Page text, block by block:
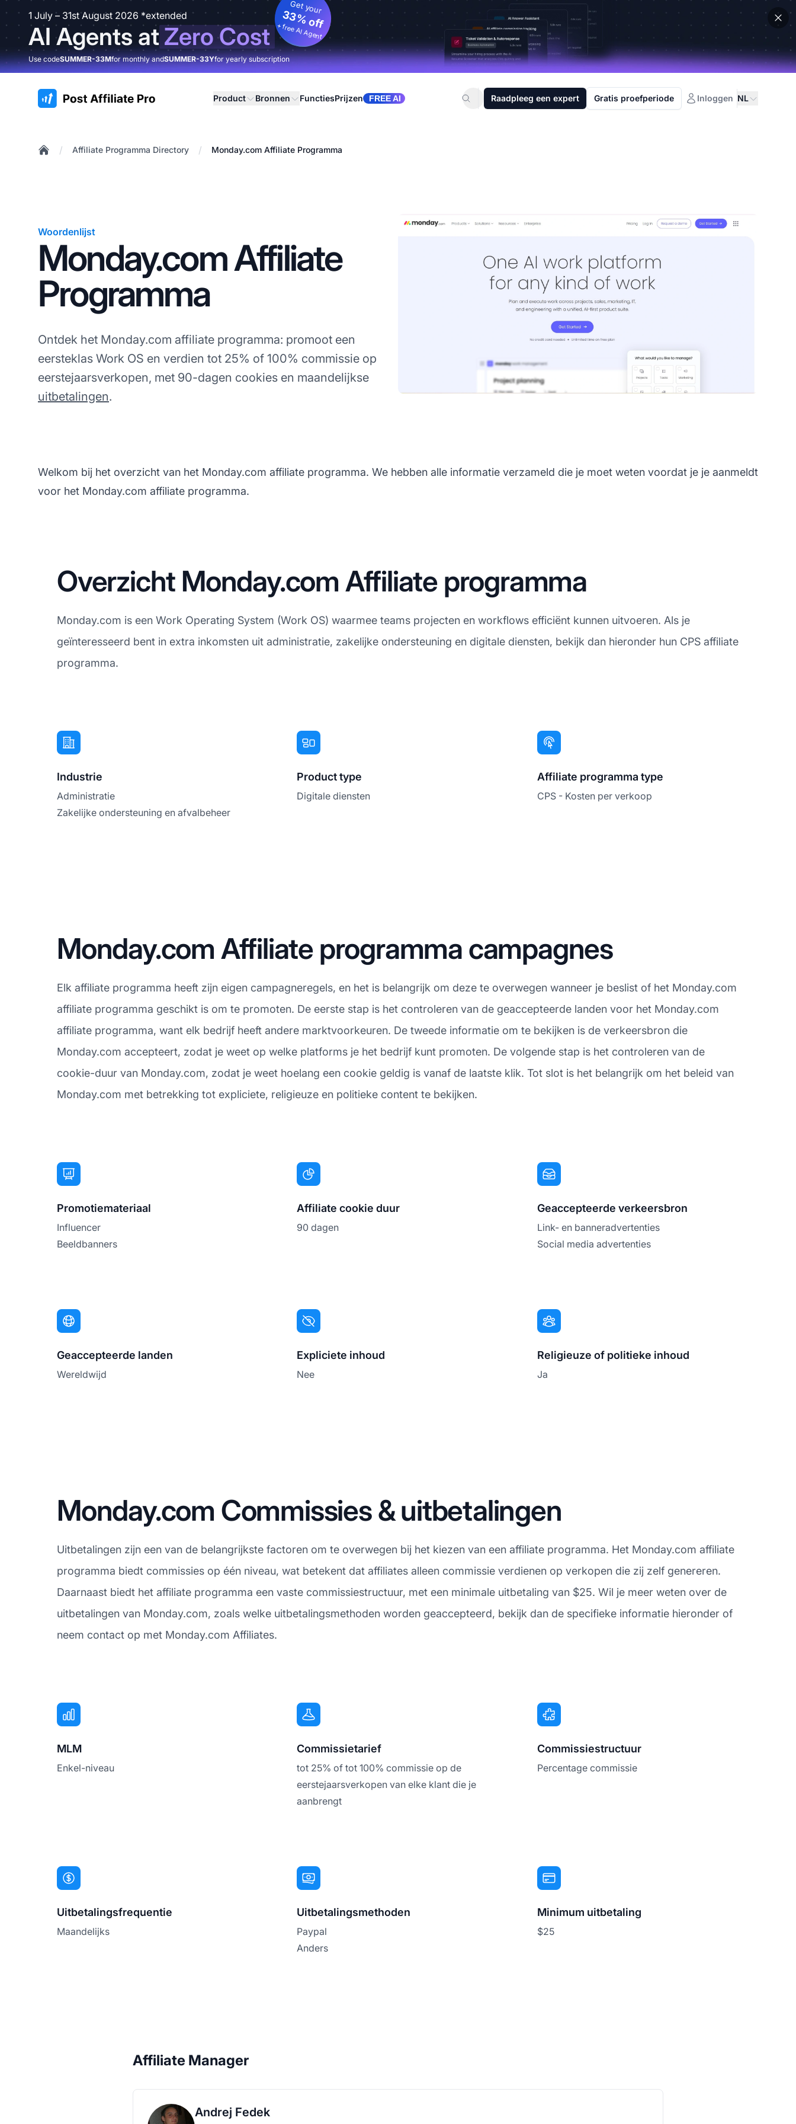
1 July – 31st August 2026 *extended
AI Agents atZero Cost
Get your
33% off
+ free AI Agent
Use codeSUMMER-33Mfor monthly andSUMMER-33Yfor yearly subscription
:site.title Product Bronnen FunctiesPrijzen FREE AI Raadpleeg een expert Gratis proefperiode Inloggen NL
/ Affiliate Programma Directory / Monday.com Affiliate Programma
Woordenlijst
Monday.com Affiliate
Programma
Ontdek het Monday.com affiliate programma: promoot een
eersteklas Work OS en verdien tot 25% of 100% commissie op
eerstejaarsverkopen, met 90-dagen cookies en maandelijkse
uitbetalingen.
Welkom bij het overzicht van het Monday.com affiliate programma. We hebben alle informatie verzameld die je moet weten voordat je je aanmeldt
voor het Monday.com affiliate programma.
Overzicht Monday.com Affiliate programma
Monday.com is een Work Operating System (Work OS) waarmee teams projecten en workflows efficiënt kunnen uitvoeren. Als je
geïnteresseerd bent in extra inkomsten uit administratie, zakelijke ondersteuning en digitale diensten, bekijk dan hieronder hun CPS affiliate
programma.
Industrie
Administratie
Zakelijke ondersteuning en afvalbeheer
Product type
Digitale diensten
Affiliate programma type
CPS - Kosten per verkoop
Monday.com Affiliate programma campagnes
Elk affiliate programma heeft zijn eigen campagneregels, en het is belangrijk om deze te overwegen wanneer je beslist of het Monday.com
affiliate programma geschikt is om te promoten. De eerste stap is het controleren van de geaccepteerde landen voor het Monday.com
affiliate programma, want elk bedrijf heeft andere marktvoorkeuren. De tweede informatie om te bekijken is de verkeersbron die
Monday.com accepteert, zodat je weet op welke platforms je het bedrijf kunt promoten. De volgende stap is het controleren van de
cookie-duur van Monday.com, zodat je weet hoelang een cookie geldig is vanaf de laatste klik. Tot slot is het belangrijk om het beleid van
Monday.com met betrekking tot expliciete, religieuze en politieke content te bekijken.
Promotiemateriaal
Influencer
Beeldbanners
Affiliate cookie duur
90 dagen
Geaccepteerde verkeersbron
Link- en banneradvertenties
Social media advertenties
Geaccepteerde landen
Wereldwijd
Expliciete inhoud
Nee
Religieuze of politieke inhoud
Ja
Monday.com Commissies & uitbetalingen
Uitbetalingen zijn een van de belangrijkste factoren om te overwegen bij het kiezen van een affiliate programma. Het Monday.com affiliate
programma biedt commissies op één niveau, wat betekent dat affiliates alleen commissie verdienen op verkopen die zij zelf genereren.
Daarnaast biedt het affiliate programma een vaste commissiestructuur, met een minimale uitbetaling van $25. Wil je meer weten over de
uitbetalingen van Monday.com, zoals welke uitbetalingsmethoden worden geaccepteerd, bekijk dan de specifieke informatie hieronder of
neem contact op met Monday.com Affiliates.
MLM
Enkel-niveau
Commissietarief
tot 25% of tot 100% commissie op de
eerstejaarsverkopen van elke klant die je
aanbrengt
Commissiestructuur
Percentage commissie
Uitbetalingsfrequentie
Maandelijks
Uitbetalingsmethoden
Paypal
Anders
Minimum uitbetaling
$25
Affiliate Manager
Andrej Fedek